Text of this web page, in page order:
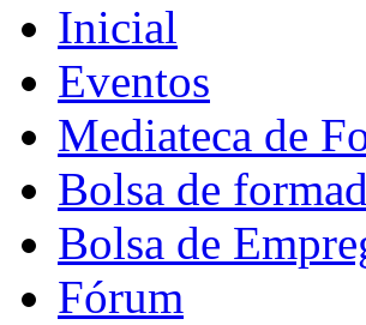
Inicial
Eventos
Mediateca de
Bolsa de
Bolsa de
Fórum